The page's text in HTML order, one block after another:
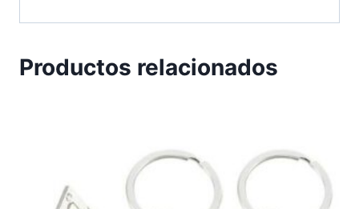
Productos relacionados